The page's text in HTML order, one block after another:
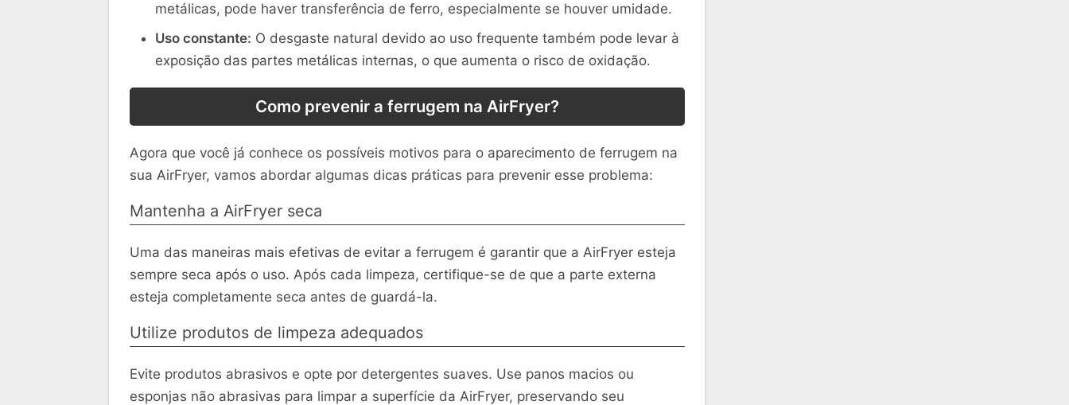
metálicas, pode haver transferência de ferro, especialmente se houver umidade.
Uso constante: O desgaste natural devido ao uso frequente também pode levar à
exposição das partes metálicas internas, o que aumenta o risco de oxidação.
Como prevenir a ferrugem na AirFryer?
Agora que você já conhece os possíveis motivos para o aparecimento de ferrugem na
sua AirFryer, vamos abordar algumas dicas práticas para prevenir esse problema:
Mantenha a AirFryer seca
Uma das maneiras mais efetivas de evitar a ferrugem é garantir que a AirFryer esteja
sempre seca após o uso. Após cada limpeza, certifique-se de que a parte externa
esteja completamente seca antes de guardá-la.
Utilize produtos de limpeza adequados
Evite produtos abrasivos e opte por detergentes suaves. Use panos macios ou
esponjas não abrasivas para limpar a superfície da AirFryer, preservando seu